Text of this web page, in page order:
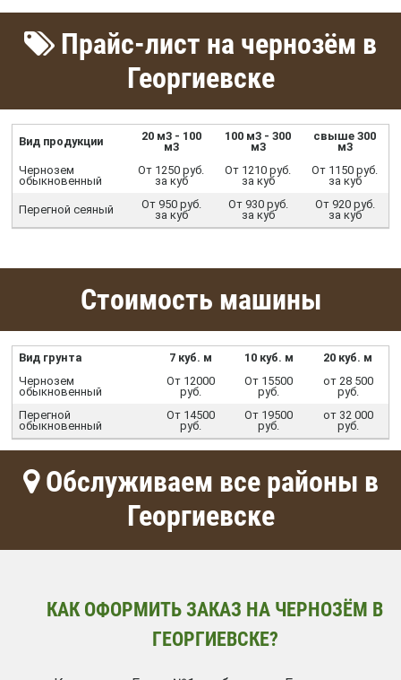
Прайс-лист на чернозём в
Георгиевске
Вид продукции
20 м3 - 100
м3
100 м3 - 300
м3
свыше 300
м3
Чернозем
обыкновенный
От 1250 руб.
за куб
От 1210 руб.
за куб
От 1150 руб.
за куб
Перегной сеяный
От 950 руб.
за куб
От 930 руб.
за куб
От 920 руб.
за куб
Стоимость машины
Вид грунта 7 куб. м 10 куб. м
20 куб. м
Чернозем
обыкновенный
От 12000
руб.
От 15500
руб.
от 28 500
руб.
Перегной
обыкновенный
От 14500
руб.
От 19500
руб.
от 32 000
руб.
Обслуживаем все районы в
Георгиевске
КАК ОФОРМИТЬ ЗАКАЗ НА ЧЕРНОЗЁМ В
ГЕОРГИЕВСКЕ?